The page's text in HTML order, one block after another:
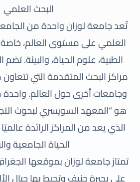
البحث العلمي
تُعد جامعة لوزان واحدة من
العلمي على مستوى العالم،
الطبية، علوم الحياة، والبيئة.
مراكز البحث المتقدمة التي
وجامعات أخرى حول العالم. واحدة
هو “المعهد السويسري لبحوث
الذي يعد من المراكز الرائدة
الحياة الجامعية
تمتاز جامعة لوزان بموقعها
على بحيرة جنيف وتحيط بها جبال